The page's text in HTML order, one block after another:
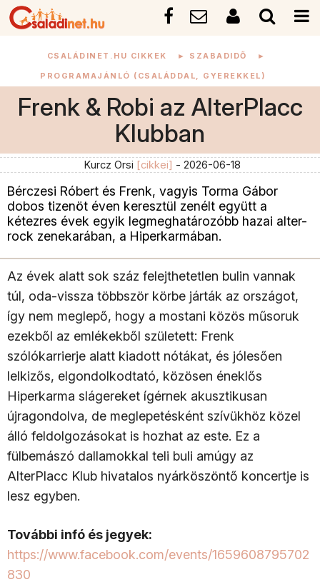
CSALÁDINET.HU CIKKEK ► SZABADIDŐ ►
PROGRAMAJÁNLÓ (CSALÁDDAL, GYEREKKEL)
Frenk & Robi az AlterPlacc
Klubban
Kurcz Orsi [cikkei] - 2026-06-18
Bérczesi Róbert és Frenk, vagyis Torma Gábor
dobos tizenöt éven keresztül zenélt együtt a
kétezres évek egyik legmeghatározóbb hazai alter-
rock zenekarában, a Hiperkarmában.
Az évek alatt sok száz felejthetetlen bulin vannak
túl, oda-vissza többször körbe járták az országot,
így nem meglepő, hogy a mostani közös műsoruk
ezekből az emlékekből született: Frenk
szólókarrierje alatt kiadott nótákat, és jólesően
lelkizős, elgondolkodtató, közösen éneklős
Hiperkarma slágereket ígérnek akusztikusan
újragondolva, de meglepetésként szívükhöz közel
álló feldolgozásokat is hozhat az este. Ez a
fülbemászó dallamokkal teli buli amúgy az
AlterPlacc Klub hivatalos nyárköszöntő koncertje is
lesz egyben.
További infó és jegyek:
https://www.facebook.com/events/1659608795702
830